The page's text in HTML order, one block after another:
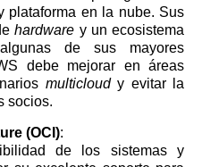
plataforma en la nube. Sus
hardware y un ecosistema
de sus mayores
debe mejorar en áreas
multicloudy evitar la
socios.
(OCI):
de los sistemas y